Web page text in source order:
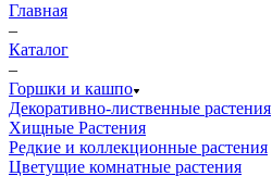
Главная
–
Каталог
–
Горшки и кашпо
Декоративно-лиственные растения
Хищные Растения
Редкие и коллекционные растения
Цветущие комнатные растения